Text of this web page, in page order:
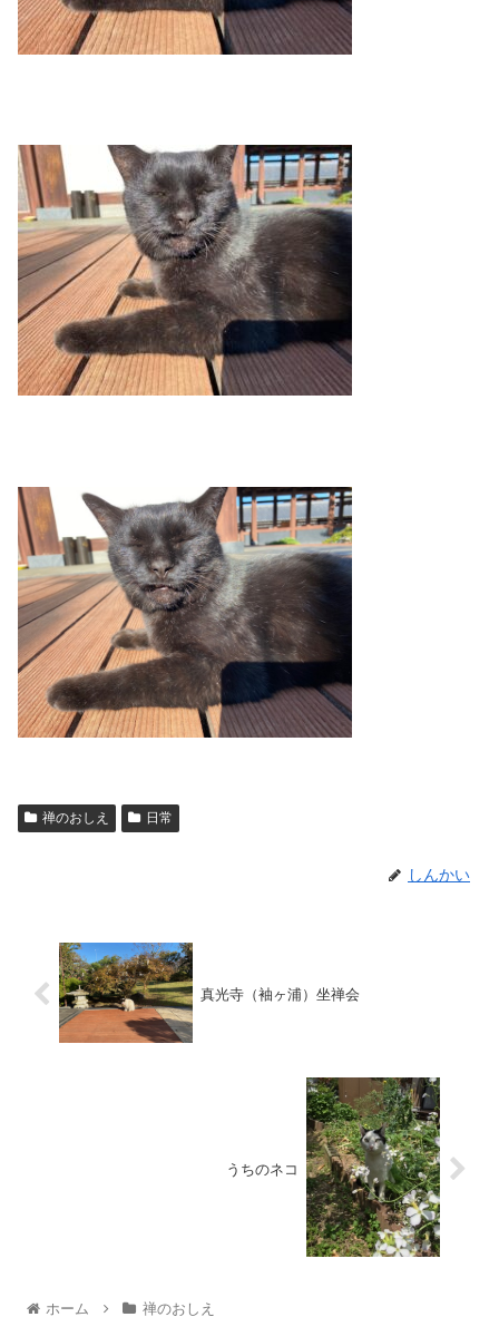
禅のおしえ 日常
しんかい
真光寺（袖ヶ浦）坐禅会
うちのネコ
ホーム 禅のおしえ